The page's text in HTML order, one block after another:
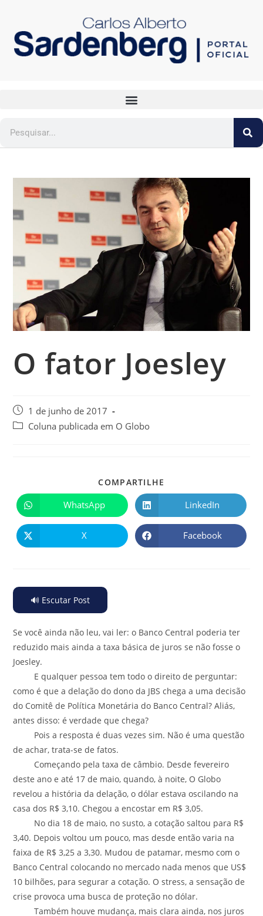
O fator Joesley
1 de junho de 2017
Coluna publicada em O Globo
COMPARTILHE
WhatsApp LinkedIn
X Facebook
🔊 Escutar Post
Se você ainda não leu, vai ler: o Banco Central poderia ter
reduzido mais ainda a taxa básica de juros se não fosse o
Joesley.
E qualquer pessoa tem todo o direito de perguntar:
como é que a delação do dono da JBS chega a uma decisão
do Comitê de Política Monetária do Banco Central? Aliás,
antes disso: é verdade que chega?
Pois a resposta é duas vezes sim. Não é uma questão
de achar, trata-se de fatos.
Começando pela taxa de câmbio. Desde fevereiro
deste ano e até 17 de maio, quando, à noite, O Globo
revelou a história da delação, o dólar estava oscilando na
casa dos R$ 3,10. Chegou a encostar em R$ 3,05.
No dia 18 de maio, no susto, a cotação saltou para R$
3,40. Depois voltou um pouco, mas desde então varia na
faixa de R$ 3,25 a 3,30. Mudou de patamar, mesmo com o
Banco Central colocando no mercado nada menos que US$
10 bilhões, para segurar a cotação. O stress, a sensação de
crise provoca uma busca de proteção no dólar.
Também houve mudança, mais clara ainda, nos juros